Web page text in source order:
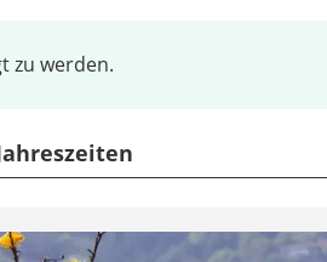
zu werden.